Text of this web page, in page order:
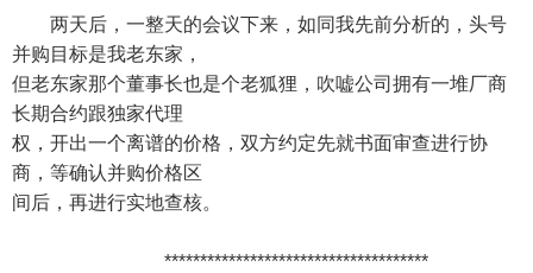
两天后，一整天的会议下来，如同我先前分析的，头号
并购目标是我老东家，
但老东家那个董事长也是个老狐狸，吹嘘公司拥有一堆厂商
长期合约跟独家代理
权，开出一个离谱的价格，双方约定先就书面审查进行协
商，等确认并购价格区
间后，再进行实地查核。
*************************************